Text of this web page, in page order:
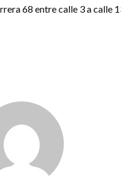
68 entre calle 3 a calle